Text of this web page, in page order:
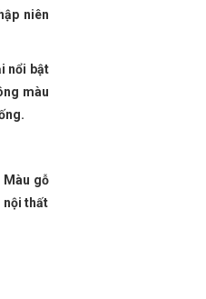
niên
nổi bật
màu
Màu gỗ
nội thất